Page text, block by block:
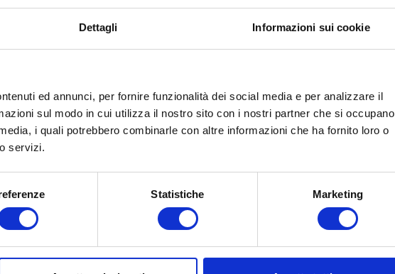
Dettagli Informazioni sui cookie
ed annunci, per fornire funzionalità dei social media e per analizzare il
sul modo in cui utilizza il nostro sito con i nostri partner che si occupano
i quali potrebbero combinarle con altre informazioni che ha fornito loro o
servizi.
Statistiche Marketing